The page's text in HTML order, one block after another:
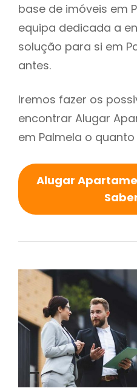
base de imóveis em
equipa dedicada a
solução para si em
antes.
Iremos fazer os
encontrar Alugar
em Palmela o
Alugar